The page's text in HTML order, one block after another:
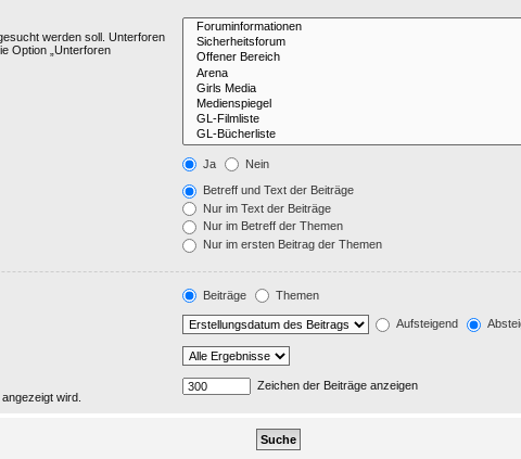
werden soll. Unterforen
Option „Unterforen
Ja Nein
Betreff und Text der Beiträge
Nur im Text der Beiträge
Nur im Betreff der Themen
Nur im ersten Beitrag der Themen
Beiträge Themen
Aufsteigend
wird.
Zeichen der Beiträge anzeigen